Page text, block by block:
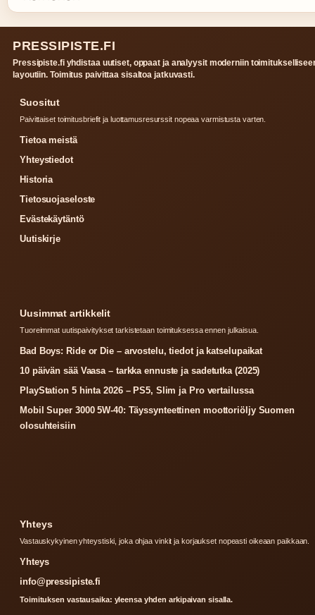
PRESSIPISTE.FI
Pressipiste.fi yhdistaa uutiset, oppaat ja analyysit moderniin
layoutiin. Toimitus paivittaa sisaltoa jatkuvasti.
Suositut
Paivittaiset toimitusbriefit ja luottamusresurssit nopeaa varmistusta varten.
Tietoa meistä
Yhteystiedot
Historia
Tietosuojaseloste
Evästekäytäntö
Uutiskirje
Uusimmat artikkelit
Tuoreimmat uutispaivitykset tarkistetaan toimituksessa ennen julkaisua.
Bad Boys: Ride or Die – arvostelu, tiedot ja katselupaikat
10 päivän sää Vaasa – tarkka ennuste ja sadetutka (2025)
PlayStation 5 hinta 2026 – PS5, Slim ja Pro vertailussa
Mobil Super 3000 5W-40: Täyssynteettinen moottoriöljy Suomen
olosuhteisiin
Yhteys
Vastauskykyinen yhteystiski, joka ohjaa vinkit ja korjaukset nopeasti oikeaan paikkaan.
Yhteys
info@pressipiste.fi
Toimituksen vastausaika: yleensa yhden arkipaivan sisalla.